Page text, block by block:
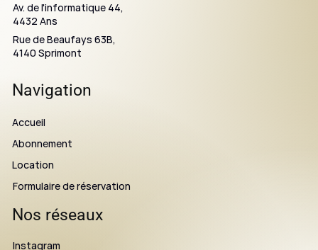
Av. de l'informatique 44,
4432 Ans
Rue de Beaufays 63B,
4140 Sprimont
Navigation
Accueil
Abonnement
Location
Formulaire de réservation
Nos réseaux
Instagram